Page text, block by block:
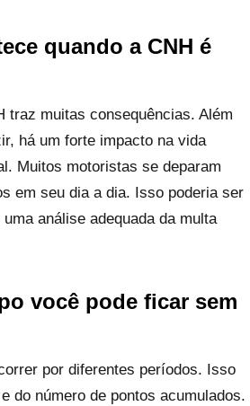
quando a CNH é
traz muitas consequências. Além
há um forte impacto na vida
Muitos motoristas se deparam
em seu dia a dia. Isso poderia ser
análise adequada da multa
você pode ficar sem
por diferentes períodos. Isso
do número de pontos acumulados.